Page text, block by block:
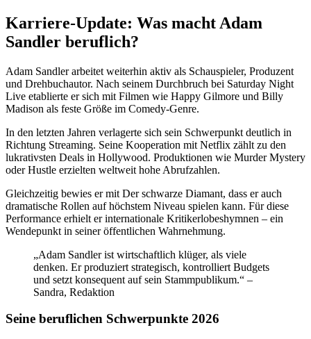
Karriere-Update: Was macht Adam
Sandler beruflich?
Adam Sandler arbeitet weiterhin aktiv als Schauspieler, Produzent
und Drehbuchautor. Nach seinem Durchbruch bei Saturday Night
Live etablierte er sich mit Filmen wie Happy Gilmore und Billy
Madison als feste Größe im Comedy-Genre.
In den letzten Jahren verlagerte sich sein Schwerpunkt deutlich in
Richtung Streaming. Seine Kooperation mit Netflix zählt zu den
lukrativsten Deals in Hollywood. Produktionen wie Murder Mystery
oder Hustle erzielten weltweit hohe Abrufzahlen.
Gleichzeitig bewies er mit Der schwarze Diamant, dass er auch
dramatische Rollen auf höchstem Niveau spielen kann. Für diese
Performance erhielt er internationale Kritikerlobeshymnen – ein
Wendepunkt in seiner öffentlichen Wahrnehmung.
„Adam Sandler ist wirtschaftlich klüger, als viele
denken. Er produziert strategisch, kontrolliert Budgets
und setzt konsequent auf sein Stammpublikum.“ –
Sandra, Redaktion
Seine beruflichen Schwerpunkte 2026